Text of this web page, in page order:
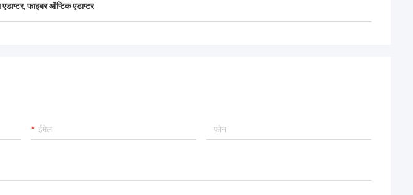
गुणवत्ता बहुत अच्छी हैउनके समर्थन से हम कई दूरसंचार
परियोजनाएं जीतते हैं।
,फाइबर ऑप्टिक एडाप्टर